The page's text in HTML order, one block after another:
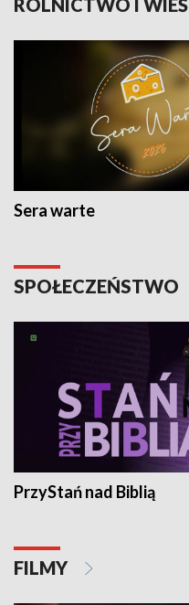
ROLNICTWO I WIEŚ
Sera warte
SPOŁECZEŃSTWO
PrzyStań nad Biblią
FILMY